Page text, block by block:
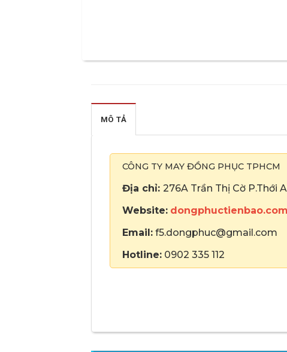
MÔ TẢ
CÔNG TY MAY ĐỒNG PHỤC TPHCM
Địa chỉ: 276A Trần Thị Cờ P.Thới
Website: dongphuctienbao.com
Email: f5.dongphuc@gmail.com
Hotline: 0902 335 112